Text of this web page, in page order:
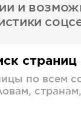
и
страниц
по всем